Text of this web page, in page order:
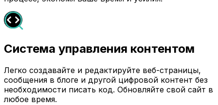
Система управления контентом
Легко создавайте и редактируйте веб-страницы,
сообщения в блоге и другой цифровой контент без
необходимости писать код. Обновляйте свой сайт в
любое время.